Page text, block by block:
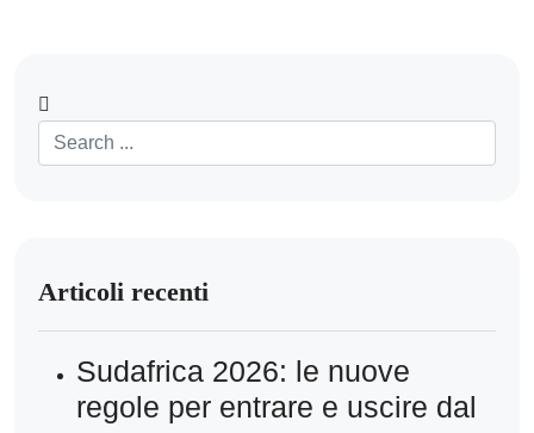
Articoli recenti
Sudafrica 2026: le nuove
regole per entrare e uscire dal